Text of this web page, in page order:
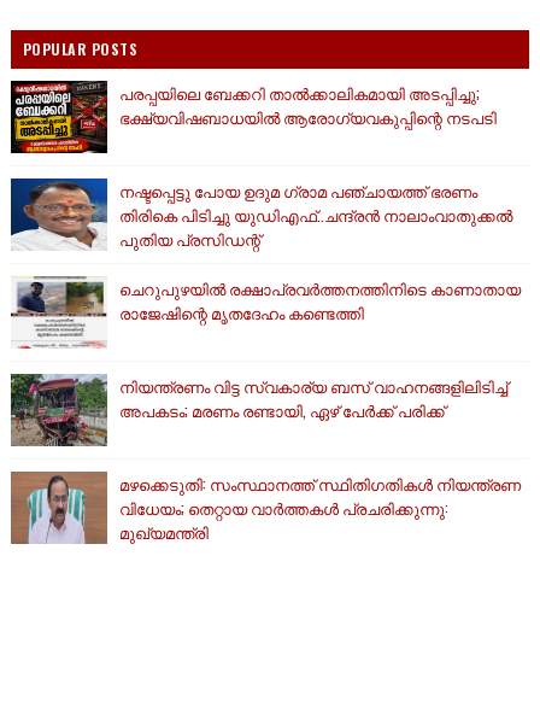
POPULAR POSTS
പരപ്പയിലെ ബേക്കറി താൽക്കാലികമായി അടപ്പിച്ചു;
ഭക്ഷ്യവിഷബാധയിൽ ആരോഗ്യവകുപ്പിന്റെ നടപടി
നഷ്ടപ്പെട്ടു പോയ ഉദുമ ഗ്രാമ പഞ്ചായത്ത് ഭരണം
തിരികെ പിടിച്ചു യുഡിഎഫ്..ചന്ദ്രൻ നാലാംവാതുക്കൽ
പുതിയ പ്രസിഡന്റ്
ചെറുപുഴയിൽ രക്ഷാപ്രവർത്തനത്തിനിടെ കാണാതായ
രാജേഷിന്റെ മൃതദേഹം കണ്ടെത്തി
നിയന്ത്രണം വിട്ട സ്വകാര്യ ബസ് വാഹനങ്ങളിലിടിച്ച്
അപകടം; മരണം രണ്ടായി, ഏഴ് പേർക്ക് പരിക്ക്
മഴക്കെടുതി: സംസ്ഥാനത്ത് സ്ഥിതിഗതികള്‍ നിയന്ത്രണ
വിധേയം; തെറ്റായ വാര്‍ത്തകള്‍ പ്രചരിക്കുന്നു:
മുഖ്യമന്ത്രി